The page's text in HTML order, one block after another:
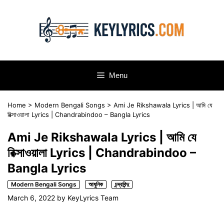
Menu
Home > Modern Bengali Songs > Ami Je Rikshawala Lyrics | আমি যে
রিক্সাওয়ালা Lyrics | Chandrabindoo – Bangla Lyrics
Ami Je Rikshawala Lyrics | আমি যে
রিক্সাওয়ালা Lyrics | Chandrabindoo –
Bangla Lyrics
Modern Bengali Songs আধুনিক চন্দ্রবিন্দু
March 6, 2022 by KeyLyrics Team